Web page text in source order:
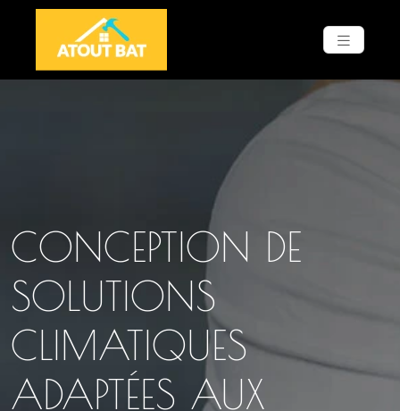
CONCEPTION DE
SOLUTIONS
CLIMATIQUES
ADAPTÉES AUX